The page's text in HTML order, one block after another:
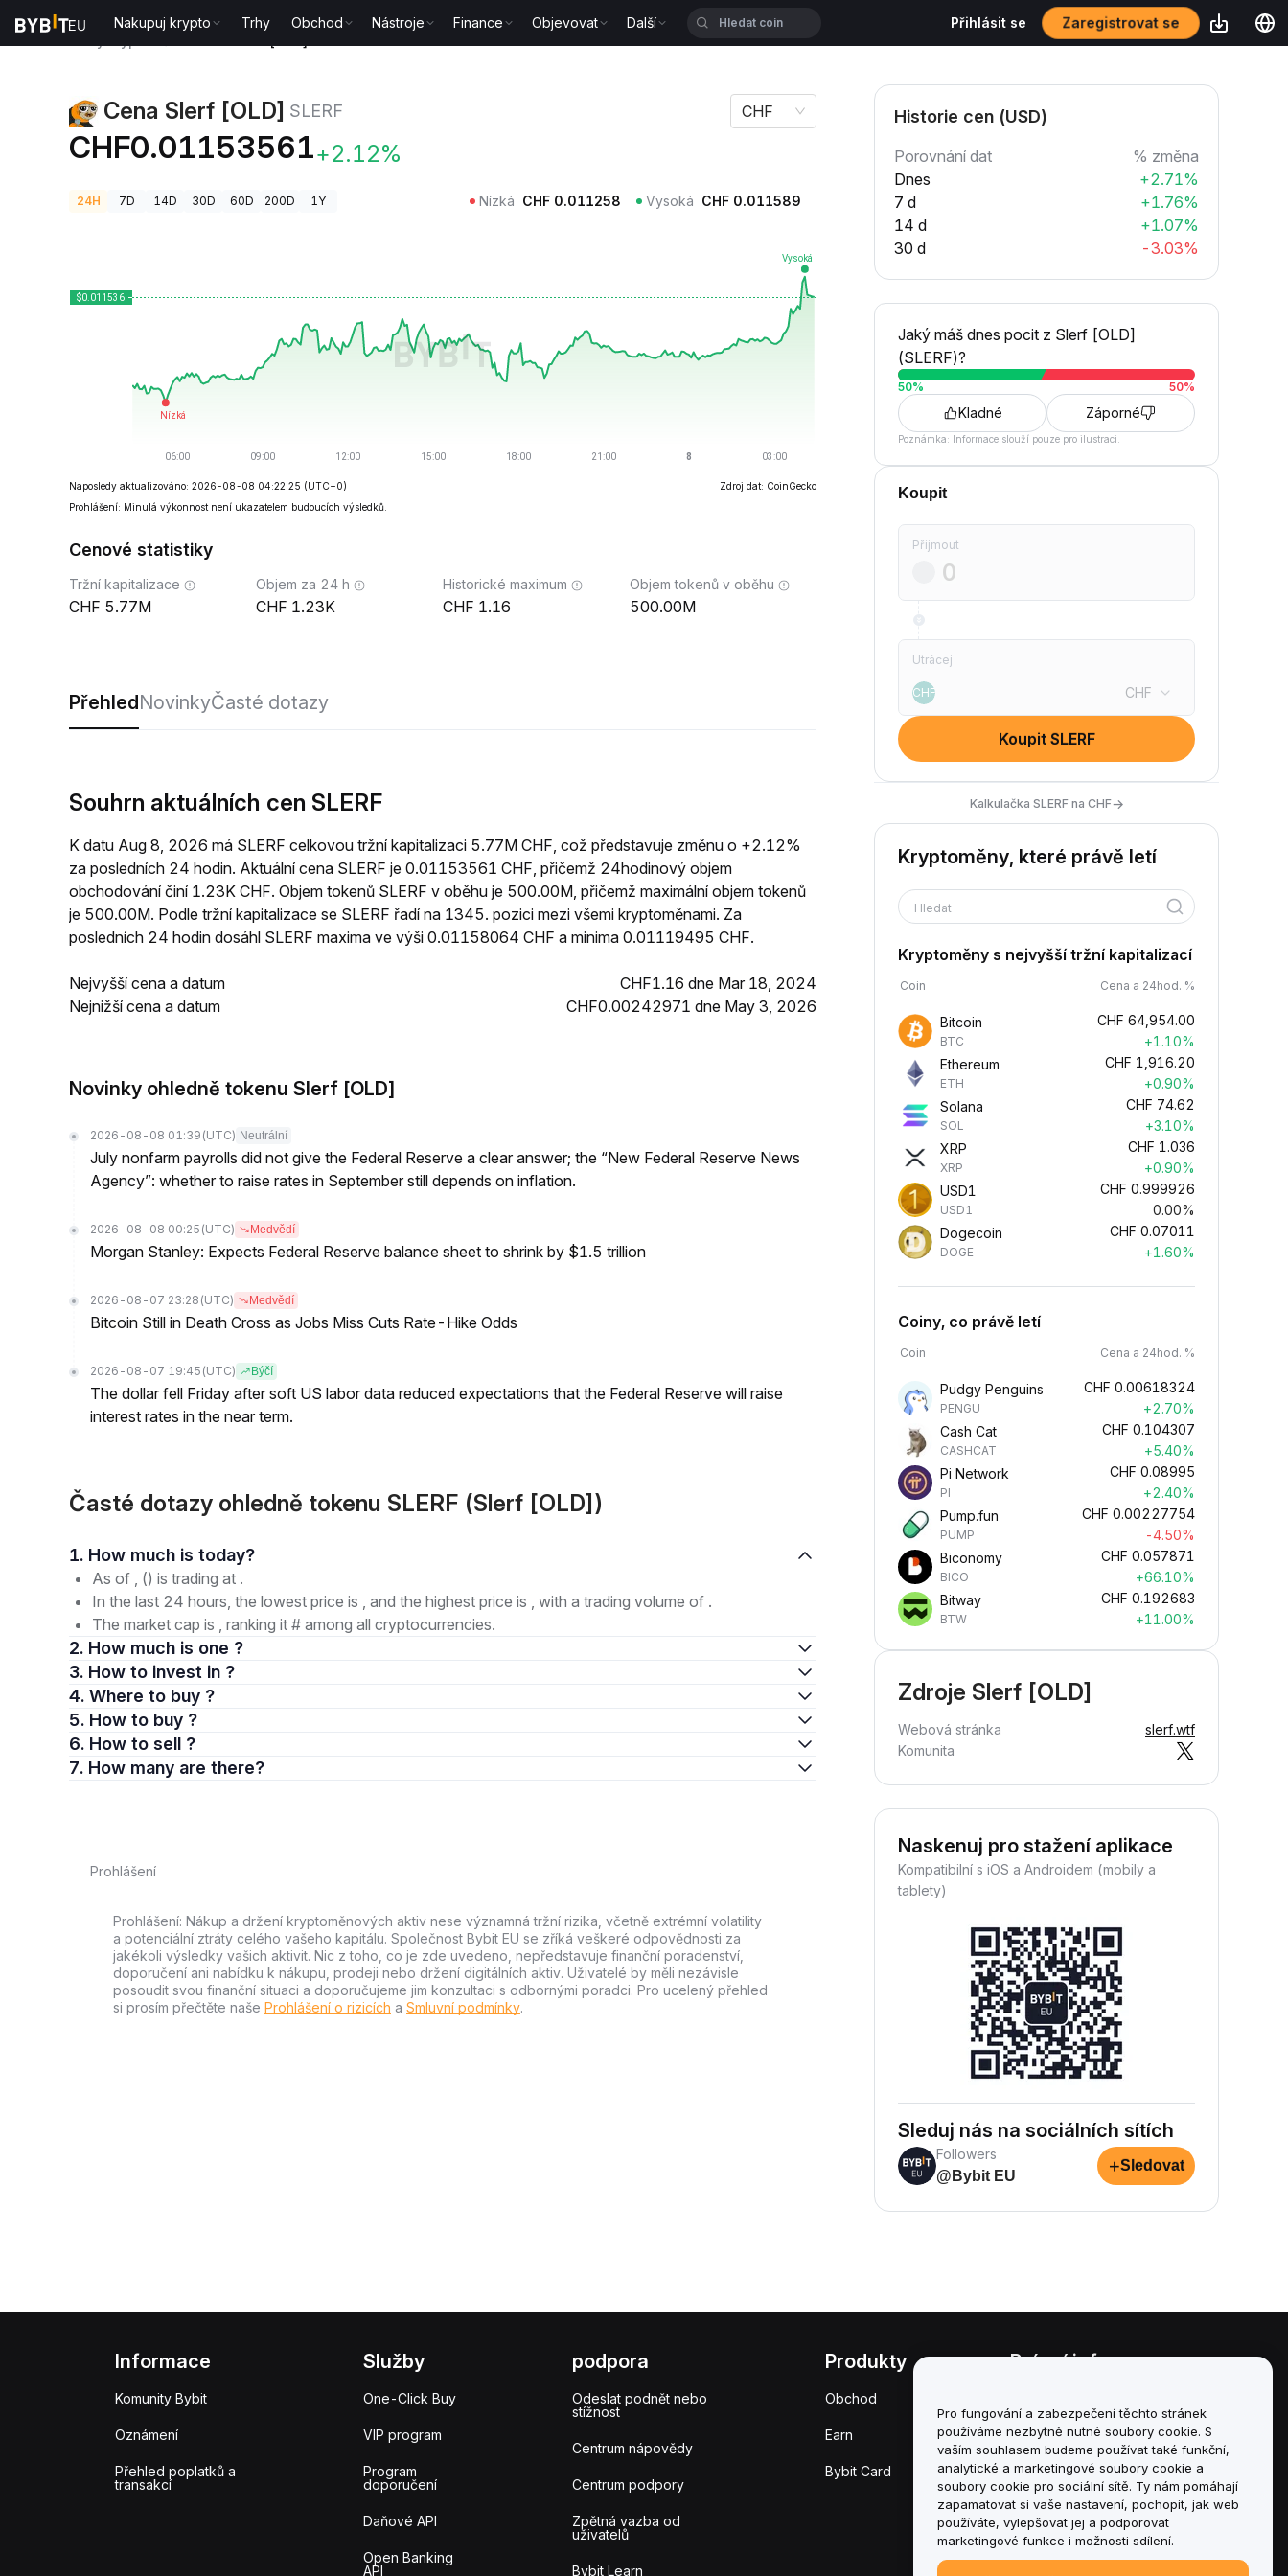
Nakupuj krypto Trhy Obchod Nástroje Finance Objevovat Další Přihlásit se Zaregistrovat se
Cena Slerf [OLD] SLERF
CHF0.01153561+2.12%
CHF
24H 7D 14D 30D 60D 200D 1Y Nízká CHF 0.011258 Vysoká CHF 0.011589
Naposledy aktualizováno: 2026-08-08 04:22:25 (UTC+0)
Zdroj dat: CoinGecko
Prohlášení: Minulá výkonnost není ukazatelem budoucích výsledků.
Cenové statistiky
Tržní kapitalizace
5.77M
Objem za 24 h
1.23K
Historické maximum
1.16
Objem tokenů v oběhu
500.00M
PřehledNovinkyČasté dotazy
Souhrn aktuálních cen SLERF
K datu Aug 8, 2026 má SLERF celkovou tržní kapitalizaci 5.77M CHF, což představuje změnu o +2.12%
za posledních 24 hodin. Aktuální cena SLERF je 0.01153561 CHF, přičemž 24hodinový objem
obchodování činí 1.23K CHF. Objem tokenů SLERF v oběhu je 500.00M, přičemž maximální objem tokenů
je 500.00M. Podle tržní kapitalizace se SLERF řadí na 1345. pozici mezi všemi kryptoměnami. Za
posledních 24 hodin dosáhl SLERF maxima ve výši 0.01158064 CHF a minima 0.01119495 CHF.
Nejvyšší cena a datum
CHF1.16 dne Mar 18, 2024
Nejnižší cena a datum
CHF0.00242971 dne May 3, 2026
Novinky ohledně tokenu Slerf [OLD]
2026-08-08 01:39 (UTC) Neutrální
July nonfarm payrolls did not give the Federal Reserve a clear answer; the “New Federal Reserve News
Agency”: whether to raise rates in September still depends on inflation.
2026-08-08 00:25 (UTC) Medvědí
Morgan Stanley: Expects Federal Reserve balance sheet to shrink by $1.5 trillion
2026-08-07 23:28 (UTC) Medvědí
Bitcoin Still in Death Cross as Jobs Miss Cuts Rate-Hike Odds
2026-08-07 19:45 (UTC) Býčí
The dollar fell Friday after soft US labor data reduced expectations that the Federal Reserve will raise
interest rates in the near term.
Časté dotazy ohledně tokenu SLERF (Slerf [OLD])
1. How much is today?
As of , () is trading at .
In the last 24 hours, the lowest price is , and the highest price is , with a trading volume of .
The market cap is , ranking it # among all cryptocurrencies.
2. How much is one ?
3. How to invest in ?
4. Where to buy ?
5. How to buy ?
6. How to sell ?
7. How many are there?
Prohlášení
Prohlášení: Nákup a držení kryptoměnových aktiv nese významná tržní rizika, včetně extrémní volatility
a potenciální ztráty celého vašeho kapitálu. Společnost Bybit EU se zříká veškeré odpovědnosti za
jakékoli výsledky vašich aktivit. Nic z toho, co je zde uvedeno, nepředstavuje finanční poradenství,
doporučení ani nabídku k nákupu, prodeji nebo držení digitálních aktiv. Uživatelé by měli nezávisle
posoudit svou finanční situaci a doporučujeme jim konzultaci s odbornými poradci. Pro ucelený přehled
si prosím přečtěte naše Prohlášení o rizicích a Smluvní podmínky.
Historie cen (USD)
Porovnání dat
% změna
Dnes
+2.71%
7 d
+1.76%
14 d
+1.07%
30 d
-3.03%
Jaký máš dnes pocit z Slerf [OLD]
(SLERF)?
50% 50%
Kladné Záporné
Poznámka: Informace slouží pouze pro ilustraci.
Koupit
Přijmout
Utrácej
CHF CHF
Koupit SLERF
Kalkulačka SLERF na CHF→
Kryptoměny, které právě letí
Hledat
Kryptoměny s nejvyšší tržní kapitalizací
Coin Cena a 24hod. %
Bitcoin
BTC
CHF 64,954.00
+1.10%
Ethereum
ETH
CHF 1,916.20
+0.90%
Solana
SOL
CHF 74.62
+3.10%
XRP
XRP
CHF 1.036
+0.90%
USD1
USD1
CHF 0.999926
0.00%
Dogecoin
DOGE
CHF 0.07011
+1.60%
Coiny, co právě letí
Coin Cena a 24hod. %
Pudgy Penguins
PENGU
CHF 0.00618324
+2.70%
Cash Cat
CASHCAT
CHF 0.104307
+5.40%
Pi Network
PI
CHF 0.08995
+2.40%
Pump.fun
PUMP
CHF 0.00227754
-4.50%
Biconomy
BICO
CHF 0.057871
+66.10%
Bitway
BTW
CHF 0.192683
+11.00%
Zdroje Slerf [OLD]
Webová stránka
slerf.wtf
Komunita
Naskenuj pro stažení aplikace
Kompatibilní s iOS a Androidem (mobily a
tablety)
Sleduj nás na sociálních sítích
Followers
@Bybit EU
+Sledovat
Informace
Komunity Bybit
Oznámení
Přehled poplatků a
transakcí
Služby
One-Click Buy
VIP program
Program
doporučení
Daňové API
Open Banking
API
podpora
Odeslat podnět nebo
stížnost
Centrum nápovědy
Centrum podpory
Zpětná vazba od
uživatelů
Bybit Learn
Produkty
Obchod
Earn
Bybit Card
Právní informace
Souhrn zásad úschovy a
správy
Informace o ESG
Crypto-Asset White
Papers
Pro fungování a zabezpečení těchto stránek
používáme nezbytně nutné soubory cookie. S
vaším souhlasem budeme používat také funkční,
analytické a marketingové soubory cookie a
soubory cookie pro sociální sítě. Ty nám pomáhají
zapamatovat si vaše nastavení, pochopit, jak web
používáte, vylepšovat jej a podporovat
marketingové funkce i možnosti sdílení.